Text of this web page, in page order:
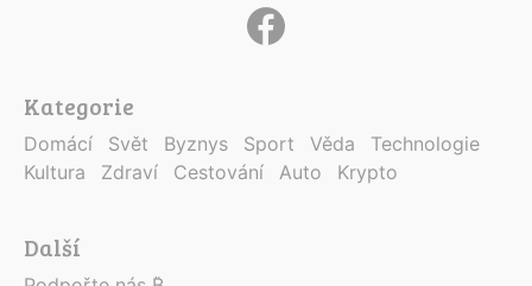
Kategorie
Domácí Svět Byznys Sport Věda
Technologie
Kultura
Zdraví Cestování Auto Krypto
Další